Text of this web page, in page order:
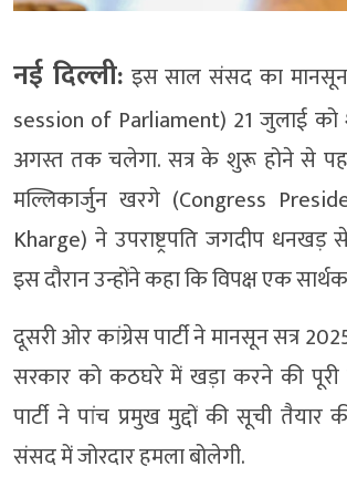
नई दिल्ली: इस साल संसद का मानसून
session of Parliament) 21 जुलाई
अगस्त तक चलेगा. सत्र के शुरू होने से
मल्लिकार्जुन खरगे (Congress
Kharge) ने उपराष्ट्रपति जगदीप
इस दौरान उन्होंने कहा कि विपक्ष एक
दूसरी ओर कांग्रेस पार्टी ने मानसून सत्र
सरकार को कठघरे में खड़ा करने की पूरी
पार्टी ने पांच प्रमुख मुद्दों की सूची
संसद में जोरदार हमला बोलेगी.